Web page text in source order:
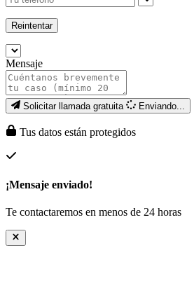
Reintentar
Mensaje
Solicitar llamada gratuita Enviando...
Tus datos están protegidos
¡Mensaje enviado!
Te contactaremos en menos de 24 horas